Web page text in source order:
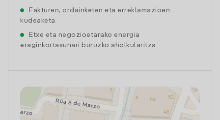
Fakturen, ordainketen eta erreklamazioen
kudeaketa
Etxe eta negozioetarako energia
eraginkortasunari buruzko aholkularitza